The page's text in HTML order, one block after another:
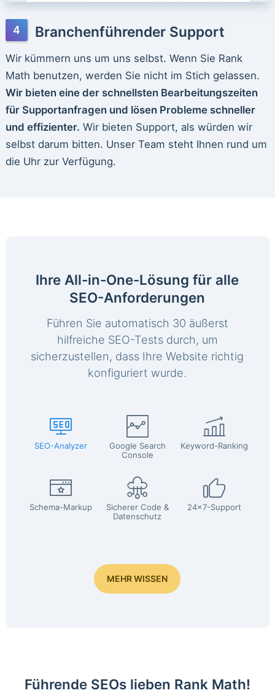
Branchenführender Support
Wir kümmern uns um uns selbst. Wenn Sie Rank
Math benutzen, werden Sie nicht im Stich gelassen.
Wir bieten eine der schnellsten Bearbeitungszeiten
für Supportanfragen und lösen Probleme schneller
und effizienter. Wir bieten Support, als würden wir
selbst darum bitten. Unser Team steht Ihnen rund um
die Uhr zur Verfügung.
Ihre All-in-One-Lösung für alle
SEO-Anforderungen
Führen Sie automatisch 30 äußerst
hilfreiche SEO-Tests durch, um
sicherzustellen, dass Ihre Website richtig
konfiguriert wurde.
SEO-Analyzer
Google Search
Console
Keyword-Ranking
Schema-Markup
Sicherer Code &
Datenschutz
24x7-Support
MEHR WISSEN
Führende SEOs lieben Rank Math!